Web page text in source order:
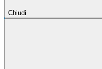
Chiudi